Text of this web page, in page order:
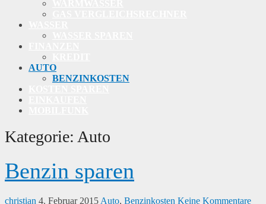
AUTO
BENZINKOSTEN
Kategorie: Auto
Benzin sparen
christian 4. Februar 2015 Auto, Benzinkosten Keine Kommentare